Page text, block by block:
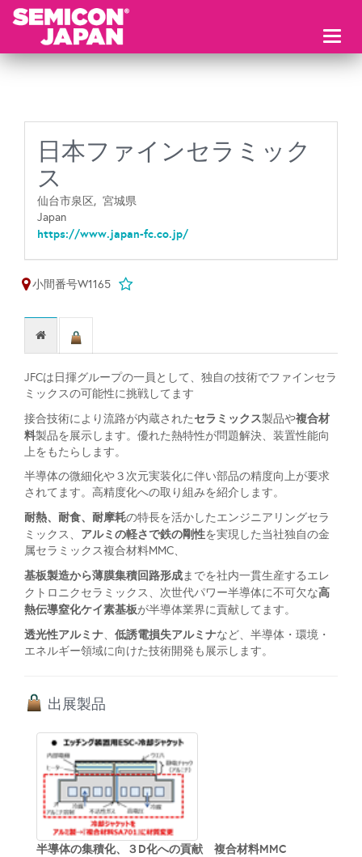
日本ファインセラミック
ス
仙台市泉区, 宮城県
Japan
https://www.japan-fc.co.jp/
小間番号W1165
JFCは日揮グループの一員として、独自の技術でファインセラ
ミックスの可能性に挑戦してます
接合技術により流路が内蔵されたセラミックス製品や複合材
料製品を展示します。優れた熱特性が問題解決、装置性能向
上をもたらします。
半導体の微細化や３次元実装化に伴い部品の精度向上が要求
されてます。高精度化への取り組みを紹介します。
耐熱、耐食、耐摩耗の特長を活かしたエンジニアリングセラ
ミックス、 アルミの軽さで鉄の剛性を実現した当社独自の金
属セラミックス複合材料MMC、
基板製造から薄膜集積回路形成までを社内一貫生産するエレ
クトロニクセラミックス、次世代パワー半導体に不可欠な高
熱伝導窒化ケイ素基板が半導体業界に貢献してます。
透光性アルミナ、 低誘電損失アルミナなど、半導体・環境・
エネルギー領域に向けた技術開発も展示します。
出展製品
半導体の集積化、３D化への貢献 複合材料MMC